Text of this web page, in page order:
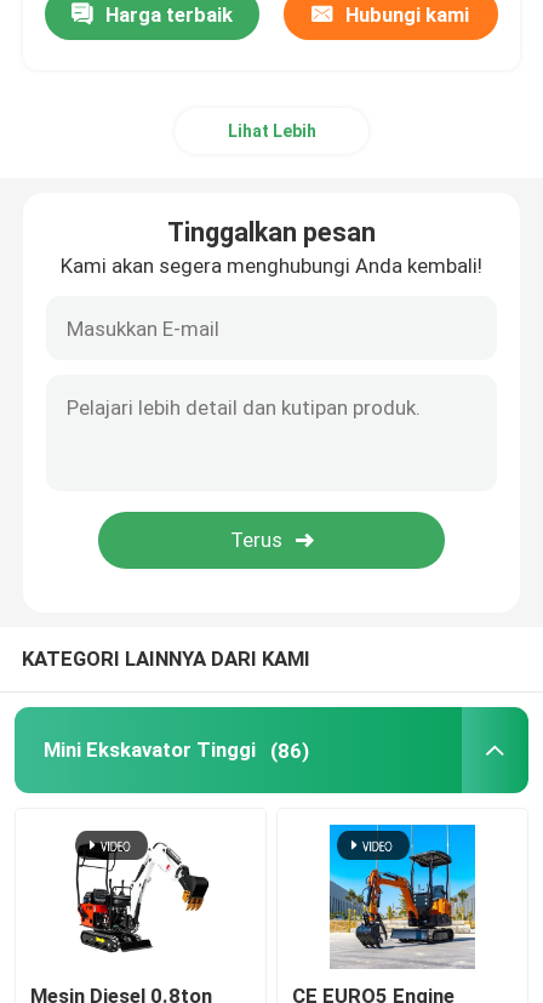
Mini Skid Steer Loader
Mesin Busa Semprot Poliuretan
Kimia Poliurea
Mengangkat Platform Kerja
Mesin Penyapu Jalan
Aksesori Peralatan Konstruksi
Harga terbaik Hubungi kami
Lihat Lebih
Tinggalkan pesan
Kami akan segera menghubungi Anda kembali!
KATEGORI LAINNYA DARI KAMI
Mini Ekskavator Tinggi (86)
Mesin Diesel 0.8ton CE EURO5 Engine